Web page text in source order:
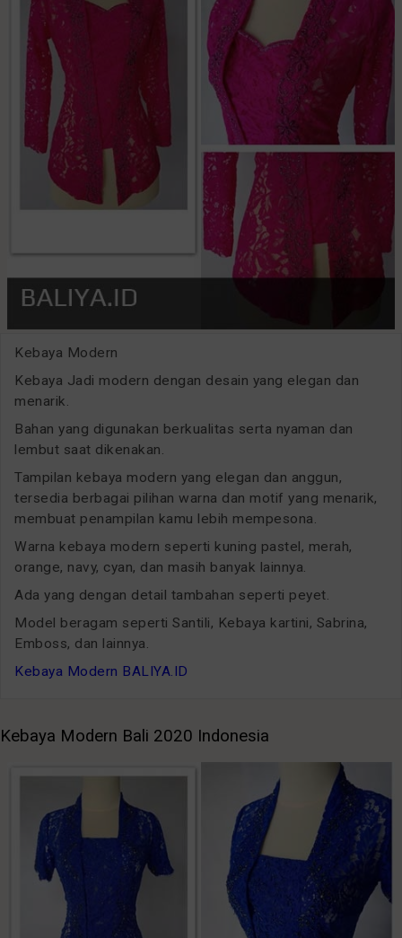
Kebaya Modern
Kebaya Jadi modern dengan desain yang elegan dan
menarik.
Bahan yang digunakan berkualitas serta nyaman dan
lembut saat dikenakan.
Tampilan kebaya modern yang elegan dan anggun,
tersedia berbagai pilihan warna dan motif yang menarik,
membuat penampilan kamu lebih mempesona.
Warna kebaya modern seperti kuning pastel, merah,
orange, navy, cyan, dan masih banyak lainnya.
Ada yang dengan detail tambahan seperti peyet.
Model beragam seperti Santili, Kebaya kartini, Sabrina,
Emboss, dan lainnya.
Kebaya Modern BALIYA.ID
Kebaya Modern Bali 2020 Indonesia